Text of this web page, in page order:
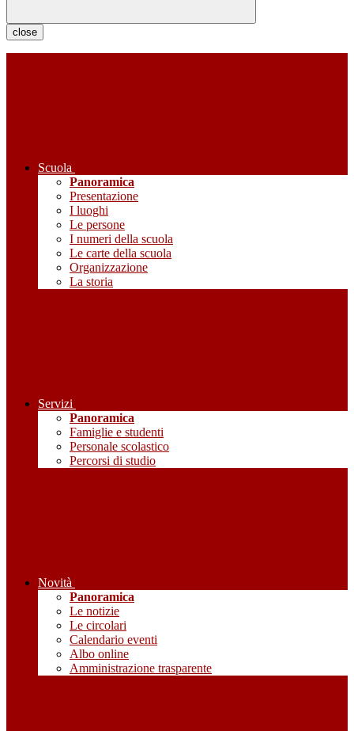
close
Scuola
Panoramica
Presentazione
I luoghi
Le persone
I numeri della scuola
Le carte della scuola
Organizzazione
La storia
Servizi
Panoramica
Famiglie e studenti
Personale scolastico
Percorsi di studio
Novità
Panoramica
Le notizie
Le circolari
Calendario eventi
Albo online
Amministrazione trasparente